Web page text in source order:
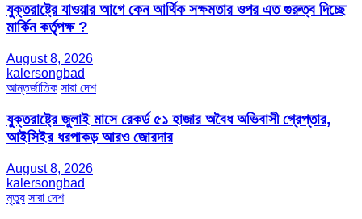
যুক্তরাষ্ট্রে যাওয়ার আগে কেন আর্থিক সক্ষমতার ওপর এত গুরুত্ব দিচ্ছে
মার্কিন কর্তৃপক্ষ ?
August 8, 2026
kalersongbad
আন্তর্জাতিক সারা দেশ
যুক্তরাষ্ট্রে জুলাই মাসে রেকর্ড ৫১ হাজার অবৈধ অভিবাসী গ্রেপ্তার,
আইসিইর ধরপাকড় আরও জোরদার
August 8, 2026
kalersongbad
মৃত্যু সারা দেশ